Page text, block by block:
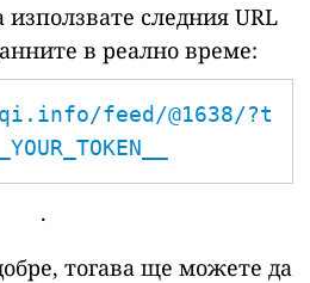
следния URL
в реално време:
feed/@1638/?t
.
тогава ще можете да